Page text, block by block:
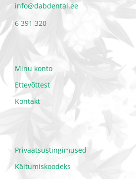
info@dabdental.ee
6 391 320
Minu konto
Ettevõttest
Kontakt
Privaatsustingimused
Käitumiskoodeks